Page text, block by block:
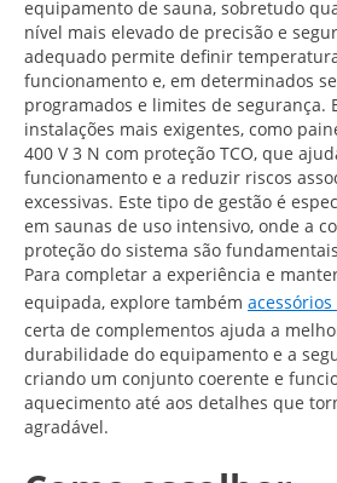
equipamento de sauna, sobretudo
nível mais elevado de precisão e
adequado permite definir
funcionamento e, em determinados
programados e limites de segurança.
instalações mais exigentes, como
400 V 3 N com proteção TCO, que
funcionamento e a reduzir riscos
excessivas. Este tipo de gestão é
em saunas de uso intensivo, onde a
proteção do sistema são
Para completar a experiência e
equipada, explore também
certa de complementos ajuda a
durabilidade do equipamento e a
criando um conjunto coerente e
aquecimento até aos detalhes que
agradável.